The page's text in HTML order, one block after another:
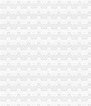
九龙坡中梁山所抓住五个环